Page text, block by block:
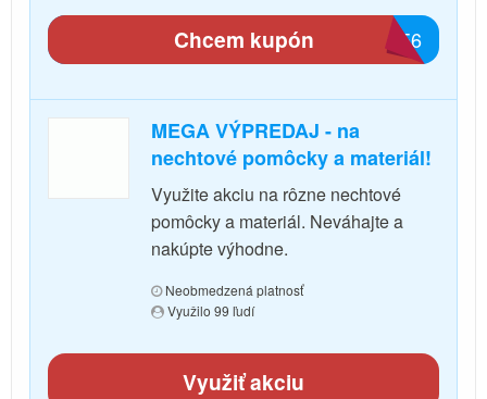
F7E6
Chcem kupón
MEGA VÝPREDAJ - na
nechtové pomôcky a materiál!
Využite akciu na rôzne nechtové
pomôcky a materiál. Neváhajte a
nakúpte výhodne.
Neobmedzená platnosť
Využilo 99 ľudí
Využiť akciu